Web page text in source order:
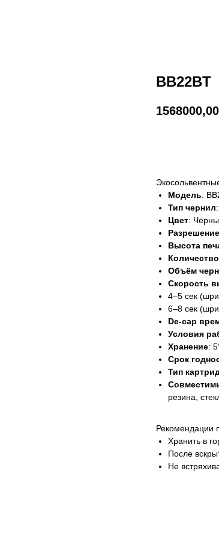
BB22BT
1568000,00
Модель:
Тип чернил
Цвет:
Высота
Объём
Скорость
4–5 сек
6–8 сек
De-cap
Условия
Хранение:
Срок
Тип
резина,
Рекомендации
Хранить в
После
Не